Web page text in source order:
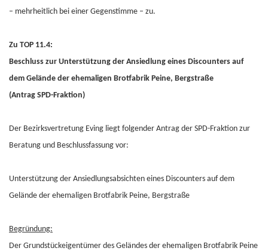
– mehrheitlich bei einer Gegenstimme – zu.
Zu TOP 11.4:
Beschluss zur Unterstützung der Ansiedlung eines Discounters auf
dem Gelände der ehemaligen Brotfabrik Peine, Bergstraße
(Antrag SPD-Fraktion)
Der Bezirksvertretung Eving liegt folgender Antrag der SPD-Fraktion zur
Beratung und Beschlussfassung vor:
Unterstützung der Ansiedlungsabsichten eines Discounters auf dem
Gelände der ehemaligen Brotfabrik Peine, Bergstraße
Begründung:
Der Grundstückeigentümer des Geländes der ehemaligen Brotfabrik Peine